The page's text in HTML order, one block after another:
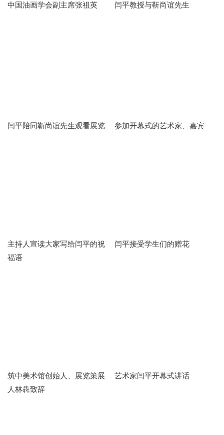
中国油画学会副主席张祖英 闫平教授与靳尚谊先生
闫平陪同靳尚谊先生观看展览 参加开幕式的艺术家、嘉宾
主持人宣读大家写给闫平的祝
福语
闫平接受学生们的赠花
筑中美术馆创始人、展览策展
人林犇致辞
艺术家闫平开幕式讲话